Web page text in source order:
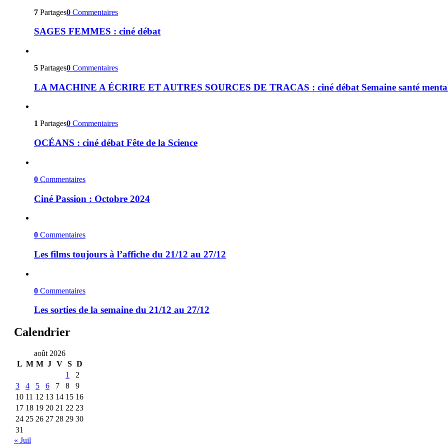
7 Partages0 Commentaires
SAGES FEMMES : ciné débat
5 Partages0 Commentaires
LA MACHINE A ÉCRIRE ET AUTRES SOURCES DE TRACAS : ciné débat Semaine santé
1 Partages0 Commentaires
OCÉANS : ciné débat Fête de la Science
0 Commentaires
Ciné Passion : Octobre 2024
0 Commentaires
Les films toujours à l’affiche du 21/12 au 27/12
0 Commentaires
Les sorties de la semaine du 21/12 au 27/12
Calendrier
août 2026
L M M J V S D
1
2
3
4 5 6 7 8
9
10 11 12 13 14 15 16
17 18 19 20 21 22 23
24 25 26 27 28 29 30
31
« Juil